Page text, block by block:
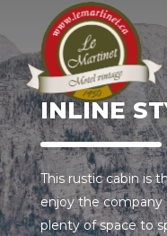
INLINE
This rustic cabin is
enjoy the company
plenty of space to